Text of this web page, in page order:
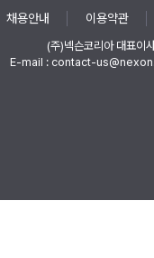
채용안내 이용약관
(주)넥슨코리아 대표이
E-mail : contact-